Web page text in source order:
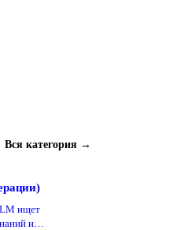
Вся категория →
ищет
и